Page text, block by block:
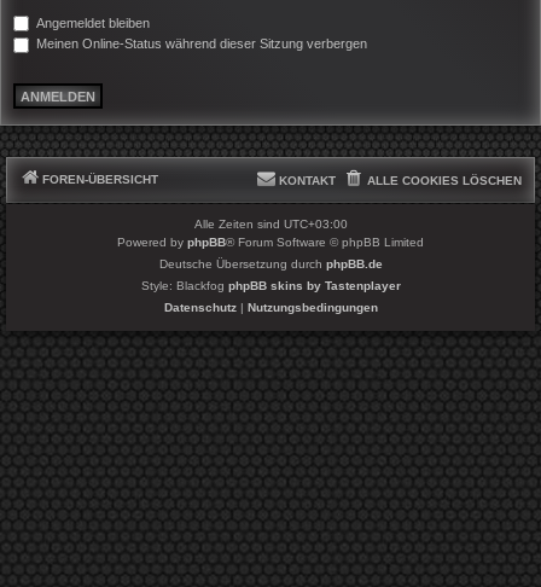
Angemeldet bleiben
Meinen Online-Status während dieser Sitzung verbergen
FOREN-ÜBERSICHT ALLE COOKIES LÖSCHEN
KONTAKT
Alle Zeiten sind UTC+03:00
Powered by phpBB® Forum Software © phpBB Limited
Deutsche Übersetzung durch phpBB.de
Style: Blackfog phpBB skins by Tastenplayer
Datenschutz| Nutzungsbedingungen